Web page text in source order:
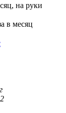
на руки
в месяц
2